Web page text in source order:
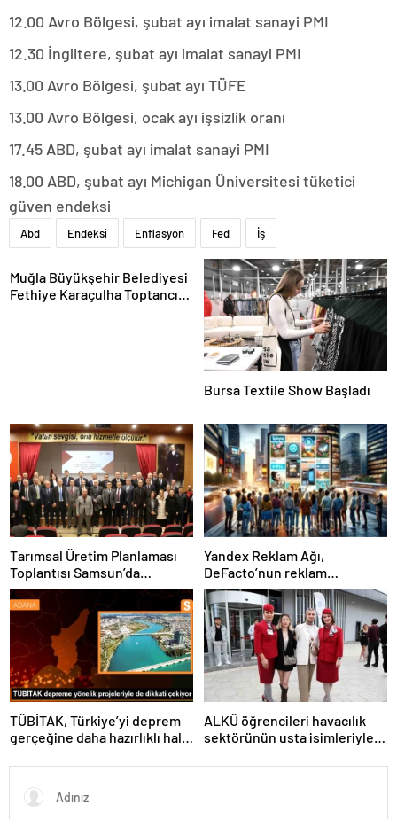
12.00 Avro Bölgesi, şubat ayı imalat sanayi PMI
12.30 İngiltere, şubat ayı imalat sanayi PMI
13.00 Avro Bölgesi, şubat ayı TÜFE
13.00 Avro Bölgesi, ocak ayı işsizlik oranı
17.45 ABD, şubat ayı imalat sanayi PMI
18.00 ABD, şubat ayı Michigan Üniversitesi tüketici
güven endeksi
Abd Endeksi Enflasyon Fed İş
Muğla Büyükşehir Belediyesi
Fethiye Karaçulha Toptancı
Bursa Textile Show Başladı
Tarımsal Üretim Planlaması
Toplantısı Samsun’da
Gerçekleştirildi
Yandex Reklam Ağı,
DeFacto’nun reklam
başarısında kritik bir rol
oynadı
TÜBİTAK, Türkiye’yi deprem
gerçeğine daha hazırlıklı hale
ALKÜ öğrencileri havacılık
sektörünün usta isimleriyle